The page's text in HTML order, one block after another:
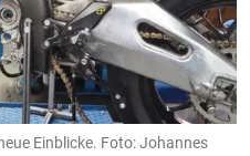
Einblicke. Foto: Johannes